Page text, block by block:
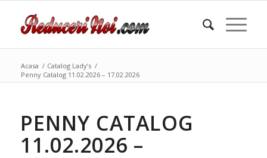
Acasa / Catalog Lady’s /
Penny Catalog 11.02.2026 – 17.02.2026
PENNY CATALOG
11.02.2026 –